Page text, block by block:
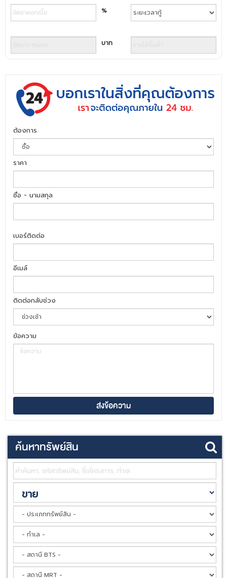
%
บาท
ต้องการ
ราคา
ชื่อ - นามสกุล
เบอร์ติดต่อ
อีเมล์
ติดต่อกลับช่วง
ข้อความ
ค้นหาทรัพย์สิน